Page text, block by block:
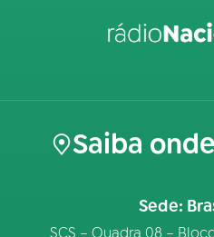
Saiba
Sede:
SCS – Quadra 08 –